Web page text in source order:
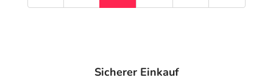
Sicherer Einkauf